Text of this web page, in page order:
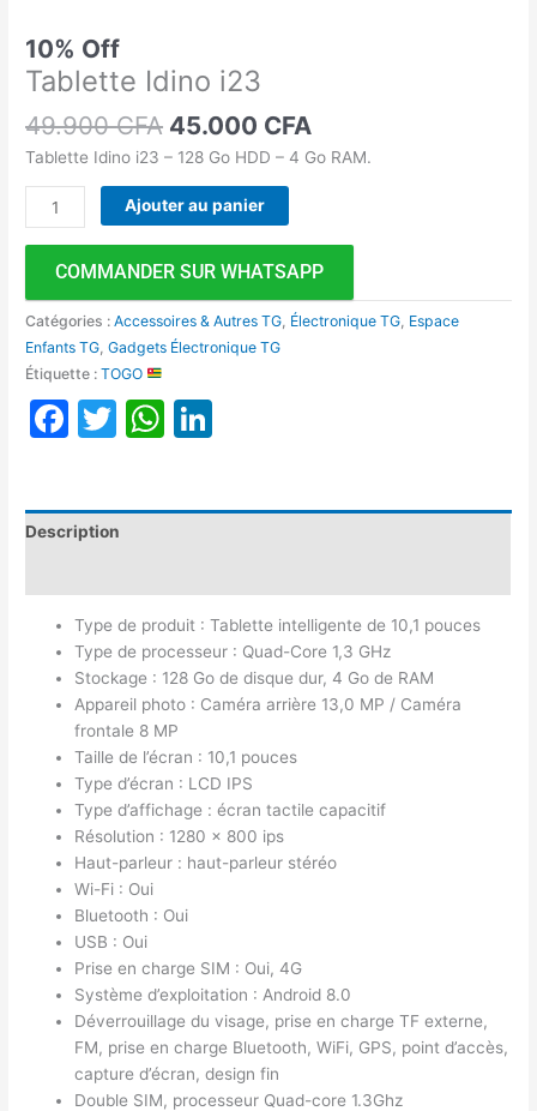
10% Off
Tablette Idino i23
49.900CFA 45.000 CFA
Tablette Idino i23 – 128 Go HDD – 4 Go RAM.
Ajouter au panier
COMMANDER SUR WHATSAPP
Catégories :Accessoires & Autres TG, Électronique TG, Espace
Enfants TG,Gadgets Électronique TG
Étiquette :TOGO
Facebook
TwitterWhatsApp
Description
Type de produit : Tablette intelligente de 10,1 pouces
Type de processeur : Quad-Core 1,3 GHz
Stockage : 128 Go de disque dur, 4 Go de RAM
Appareil photo : Caméra arrière 13,0 MP / Caméra
frontale 8 MP
Taille de l’écran : 10,1 pouces
Type d’écran : LCD IPS
Type d’affichage : écran tactile capacitif
Résolution : 1280 x 800 ips
Haut-parleur : haut-parleur stéréo
Wi-Fi : Oui
Bluetooth : Oui
USB : Oui
Prise en charge SIM : Oui, 4G
Système d’exploitation : Android 8.0
Déverrouillage du visage, prise en charge TF externe,
FM, prise en charge Bluetooth, WiFi, GPS, point d’accès,
capture d’écran, design fin
Double SIM, processeur Quad-core 1.3Ghz